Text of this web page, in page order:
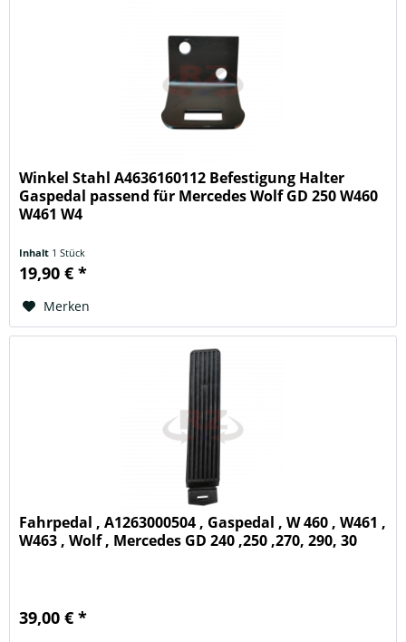
Winkel Stahl A4636160112 Befestigung Halter
Gaspedal passend für Mercedes Wolf GD 250 W460
W461 W4
Inhalt 1 Stück
19,90 € *
Merken
Fahrpedal , A1263000504 , Gaspedal , W 460 , W461 ,
W463 , Wolf , Mercedes GD 240 ,250 ,270, 290, 30
39,00 € *